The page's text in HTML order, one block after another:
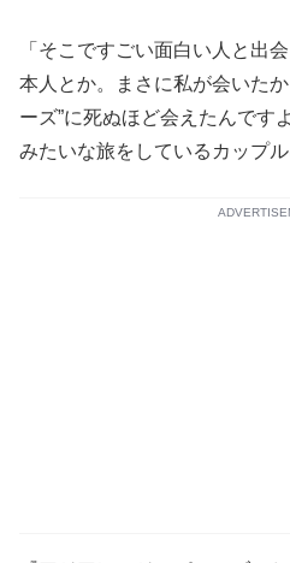
「そこですごい面白い人と出
本人とか。まさに私が会いた
ーズ”に死ぬほど会えたんです
みたいな旅をしているカップル